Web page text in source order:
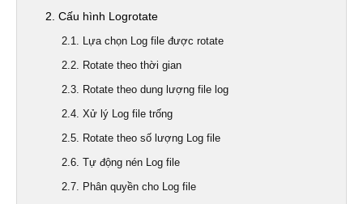
2. Cấu hình Logrotate
2.1. Lựa chọn Log file được rotate
2.2. Rotate theo thời gian
2.3. Rotate theo dung lượng file log
2.4. Xử lý Log file trống
2.5. Rotate theo số lượng Log file
2.6. Tự động nén Log file
2.7. Phân quyền cho Log file